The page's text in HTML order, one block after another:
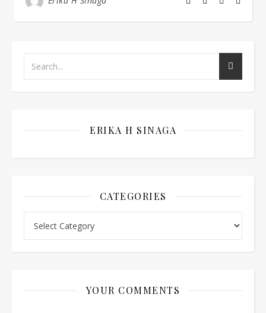
ERIKA H SINAGA
CATEGORIES
YOUR COMMENTS